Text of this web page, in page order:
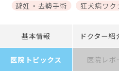
避妊・去勢手術 狂犬病ワク
基本情報 ドクター紹
医院トピックス 医院レポ